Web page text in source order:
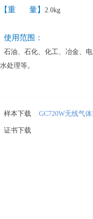
【重 量】 2.0kg
使用范围：
石油、石化、化工、冶金、
水处理等。
样本下载 GC720W无线气
证书下载